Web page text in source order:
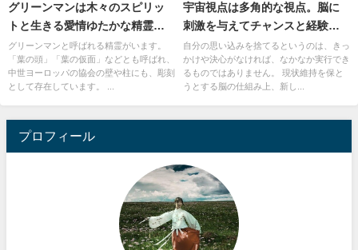
グリーンマンは木々のスピリッ
トと生きる愛情ゆたかな精霊。
アミニズム信仰が伝えてくれる
ものとは
グリーンマンと呼ばれる精霊がいます。
「葉の頭」「葉の仮面」などとも呼ばれ、
中世ヨーロッパの協会の壁や柱にも、彫刻
として存在しています。 ...
宇宙視点は多角的な視点。脳に
刺激を与えてチャンスと経験を
積んだ心は人生に深みをもたら
す
自分の思い込みを捨てるというのは、きっ
かけや決心がなければ、なかなか実行でき
るものではありません。 現状維持を保と
うとする脳の仕組み上、新し...
プロフィール